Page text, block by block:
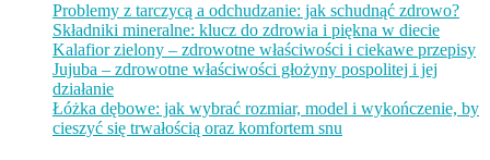
Problemy z tarczycą a odchudzanie: jak schudnąć zdrowo?
Składniki mineralne: klucz do zdrowia i piękna w diecie
Kalafior zielony – zdrowotne właściwości i ciekawe przepisy
Jujuba – zdrowotne właściwości głożyny pospolitej i jej
działanie
Łóżka dębowe: jak wybrać rozmiar, model i wykończenie, by
cieszyć się trwałością oraz komfortem snu